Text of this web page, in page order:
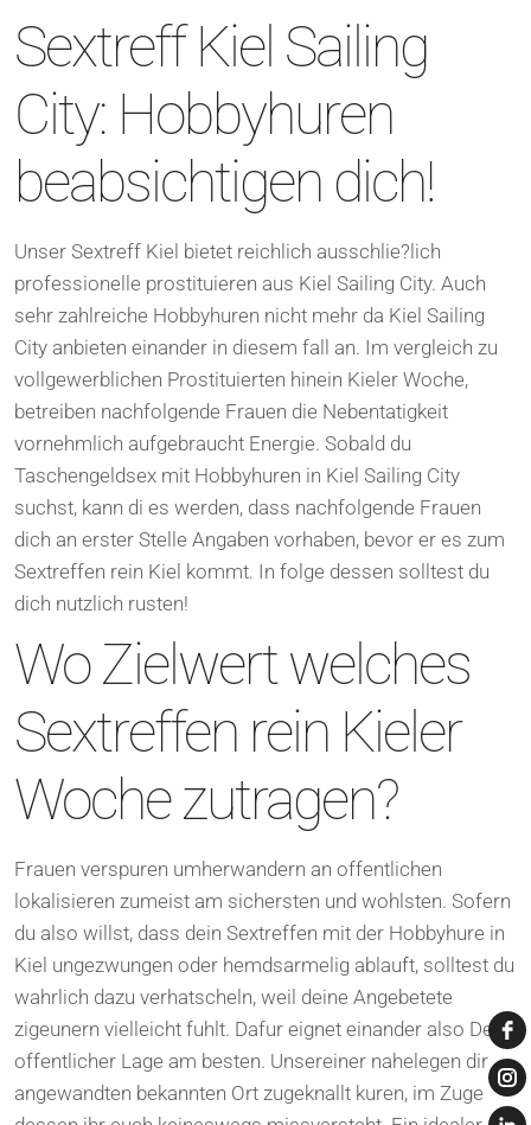
Sextreff Kiel Sailing
City: Hobbyhuren
beabsichtigen dich!
Unser Sextreff Kiel bietet reichlich ausschlie?lich
professionelle prostituieren aus Kiel Sailing City. Auch
sehr zahlreiche Hobbyhuren nicht mehr da Kiel Sailing
City anbieten einander in diesem fall an. Im vergleich zu
vollgewerblichen Prostituierten hinein Kieler Woche,
betreiben nachfolgende Frauen die Nebentatigkeit
vornehmlich aufgebraucht Energie. Sobald du
Taschengeldsex mit Hobbyhuren in Kiel Sailing City
suchst, kann di es werden, dass nachfolgende Frauen
dich an erster Stelle Angaben vorhaben, bevor er es zum
Sextreffen rein Kiel kommt. In folge dessen solltest du
dich nutzlich rusten!
Wo Zielwert welches
Sextreffen rein Kieler
Woche zutragen?
Frauen verspuren umherwandern an offentlichen
lokalisieren zumeist am sichersten und wohlsten. Sofern
du also willst, dass dein Sextreffen mit der Hobbyhure in
Kiel ungezwungen oder hemdsarmelig ablauft, solltest du
wahrlich dazu verhatscheln, weil deine Angebetete
zigeunern vielleicht fuhlt. Dafur eignet einander also Der
offentlicher Lage am besten. Unsereiner nahelegen dir
angewandten bekannten Ort zugeknallt kuren, im Zuge